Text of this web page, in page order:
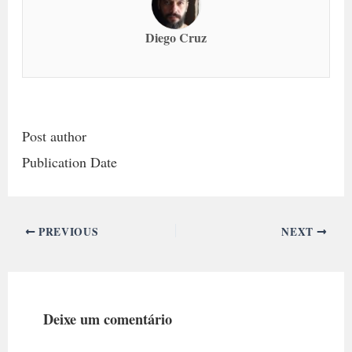
Diego Cruz
Post author
Publication Date
PREVIOUS NEXT
Deixe um comentário